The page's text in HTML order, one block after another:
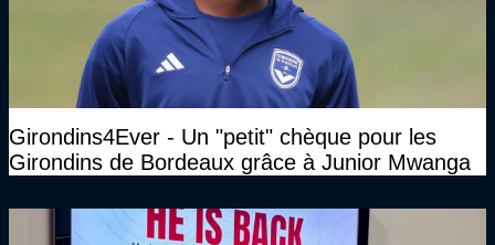
Girondins4Ever - Un "petit" chèque pour les
Girondins de Bordeaux grâce à Junior Mwanga